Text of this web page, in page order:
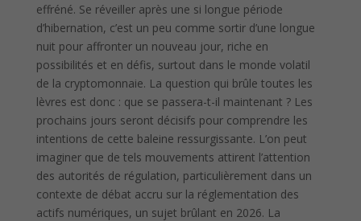
effréné. Se réveiller après une si longue période
d’hibernation, c’est un peu comme sortir d’une longue
nuit pour affronter un nouveau jour, riche en
possibilités et en défis, surtout dans le monde volatil
de la cryptomonnaie. La question qui brûle toutes les
lèvres est donc : que se passera-t-il maintenant ? Les
prochains jours seront décisifs pour comprendre les
intentions de cette baleine ressurgissante. L’on peut
imaginer que de tels mouvements attirent l’attention
des autorités de régulation, particulièrement dans un
contexte de débat accru sur la réglementation des
actifs numériques, un sujet brûlant en 2026. La